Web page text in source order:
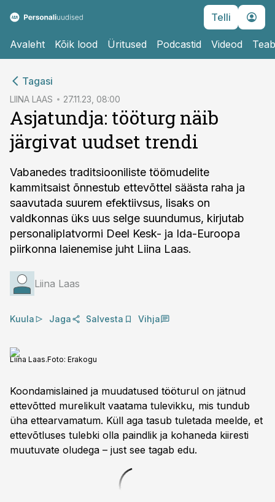
Telli
Avaleht Kõik lood Üritused Podcastid Videod
Tagasi
LIINA LAAS 27.11.23, 08:00
Asjatundja: tööturg näib
järgivat uudset trendi
Vabanedes traditsiooniliste töömudelite
kammitsaist õnnestub ettevõttel säästa raha ja
saavutada suurem efektiivsus, lisaks on
valdkonnas üks uus selge suundumus, kirjutab
personaliplatvormi Deel Kesk- ja Ida-Euroopa
piirkonna laienemise juht Liina Laas.
Liina Laas
Kuula Jaga Salvesta Vihja
Liina Laas.Foto: Erakogu
Koondamislained ja muudatused tööturul on jätnud
ettevõtted murelikult vaatama tulevikku, mis tundub
üha ettearvamatum. Küll aga tasub tuletada meelde, et
ettevõtluses tulebki olla paindlik ja kohaneda kiiresti
muutuvate oludega – just see tagab edu.